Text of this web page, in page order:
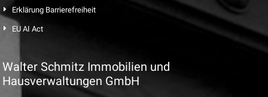
Erklärung Barrierefreiheit
EU AI Act
Walter Schmitz Immobilien und
Hausverwaltungen GmbH